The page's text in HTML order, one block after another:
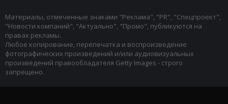
Материалы, отмеченные знаками "Реклама", "PR", "Спецпроект",
"Новости компаний", "Актуально", "Промо", публикуются на
правах рекламы.
Любое копирование, перепечатка и воспроизведение
фотографических произведений и/или аудиовизуальных
произведений правообладателя Getty Images - строго
запрещено.